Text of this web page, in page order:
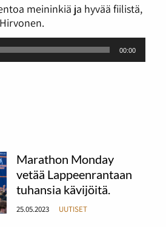
meininkiä ja hyvää fiilistä,
00:00
Marathon Monday
vetää Lappeenrantaan
tuhansia kävijöitä.
25.05.2023 UUTISET